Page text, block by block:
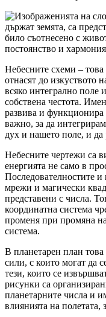
Небесните схеми – това
отнасят до изкуството
всяко интегрално поле
собствена честота.
развива и функционира
важно, за да
дух и нашето поле, и да
Небесните чертежи са
енергията не само в
Последователностите и
мрежи и магически
представени с числа.
координатна система
променя при промяна
система.
В планетарен план
сили, с които могат да
тези, които се
рисунки са
планетарните числа и
влиянията на полетата,